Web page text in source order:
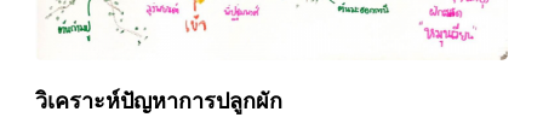
วิเคราะห์ปัญหาการปลูกผัก